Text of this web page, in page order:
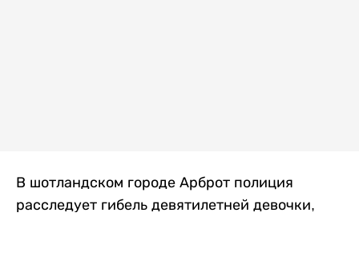
В шотландском городе Арброт полиция
расследует гибель девятилетней девочки,